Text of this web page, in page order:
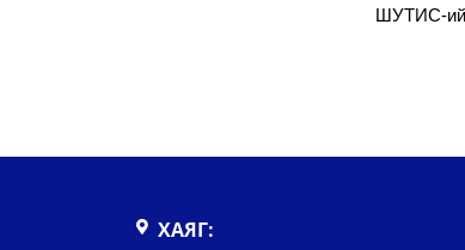
ШУТИС-
ХАЯГ: